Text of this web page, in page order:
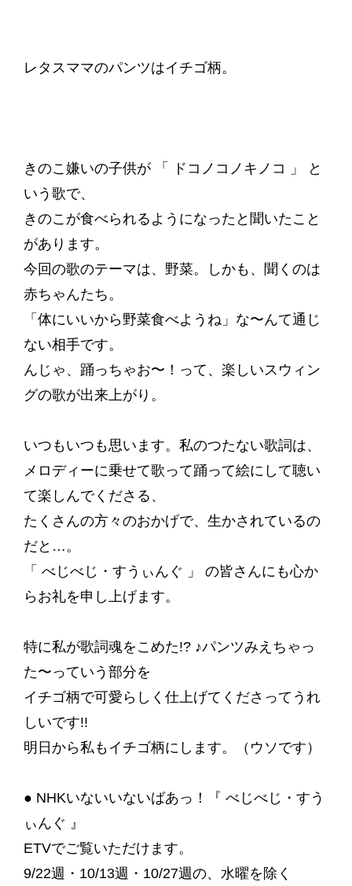
レタスママのパンツはイチゴ柄。
きのこ嫌いの子供が 「 ドコノコノキノコ 」 と
いう歌で、
きのこが食べられるようになったと聞いたこと
があります。
今回の歌のテーマは、野菜。しかも、聞くのは
赤ちゃんたち。
「体にいいから野菜食べようね」な〜んて通じ
ない相手です。
んじゃ、踊っちゃお〜！って、楽しいスウィン
グの歌が出来上がり。
いつもいつも思います。私のつたない歌詞は、
メロディーに乗せて歌って踊って絵にして聴い
て楽しんでくださる、
たくさんの方々のおかげで、生かされているの
だと…。
「 べじべじ・すうぃんぐ 」 の皆さんにも心か
らお礼を申し上げます。
特に私が歌詞魂をこめた!? ♪パンツみえちゃっ
た〜っていう部分を
イチゴ柄で可愛らしく仕上げてくださってうれ
しいです!!
明日から私もイチゴ柄にします。（ウソです）
● NHKいないいないばあっ！『 べじべじ・すう
ぃんぐ 』
ETVでご覧いただけます。
9/22週・10/13週・10/27週の、水曜を除く